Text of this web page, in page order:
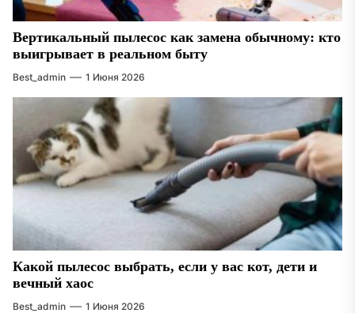
Вертикальный пылесос как замена обычному: кто
выигрывает в реальном быту
Best_admin 1 Июня 2026
Какой пылесос выбрать, если у вас кот, дети и
вечный хаос
Best_admin 1 Июня 2026